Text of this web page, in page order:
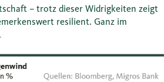
– trotz dieser Widrigkeiten zeigt
resilient. Ganz im